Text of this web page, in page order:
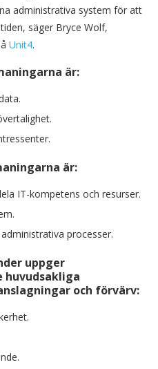
administrativa system för att
säger Bryce Wolf,
Unit4.
är:
är:
IT-kompetens och resurser.
processer.
uppger
huvudsakliga
och förvärv: